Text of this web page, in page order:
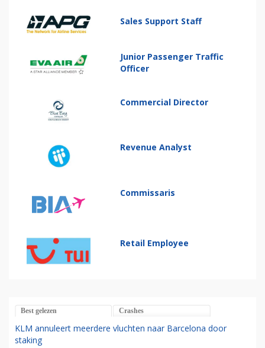
Sales Support Staff
Junior Passenger Traffic
Officer
Commercial Director
Revenue Analyst
Commissaris
Retail Employee
Best gelezen Crashes
KLM annuleert meerdere vluchten naar Barcelona door
staking